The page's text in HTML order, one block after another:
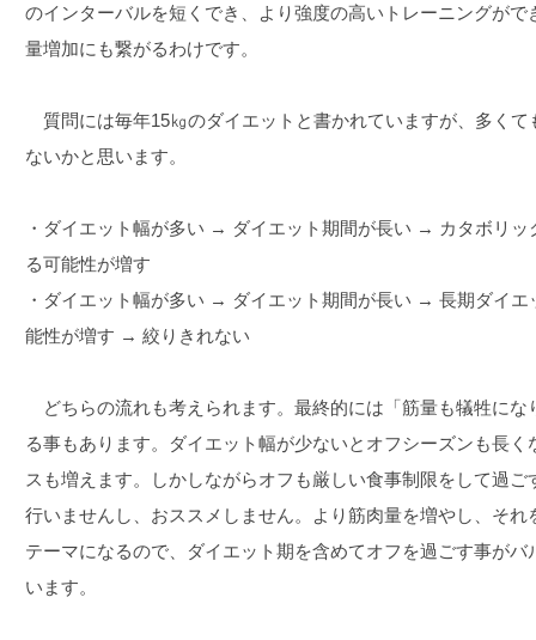
のインターバルを短くでき、より強度の高いトレーニングが
量増加にも繋がるわけです。
質問には毎年15㎏のダイエットと書かれていますが、多く
ないかと思います。
・ダイエット幅が多い → ダイエット期間が長い → カタボリ
る可能性が増す
・ダイエット幅が多い → ダイエット期間が長い → 長期ダイ
能性が増す → 絞りきれない
どちらの流れも考えられます。最終的には「筋量も犠牲にな
る事もあります。ダイエット幅が少ないとオフシーズンも長
スも増えます。しかしながらオフも厳しい食事制限をして過
行いませんし、おススメしません。より筋肉量を増やし、そ
テーマになるので、ダイエット期を含めてオフを過ごす事が
います。